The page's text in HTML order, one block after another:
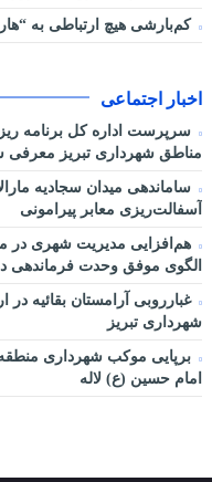
کم‌بارشی هیچ ارتباطی به
اخبار اجتماعی
سرپرست اداره کل برنامه
مناطق شهرداری تبریز معرفی
ساماندهی میدان سجادیه
آسفالت‌ریزی معابر پیرامونی
هم‌افزایی مدیریت شهری در
الگوی موفق وحدت فرماندهی
غبارروبی آرامستان بقائیه
شهرداری تبریز
امام حسین (ع) لاله